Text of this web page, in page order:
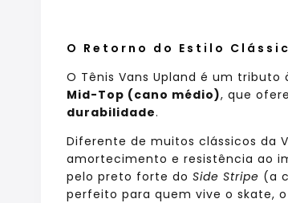
O Retorno do Estilo
O Tênis Vans Upland é um
Mid-Top (cano médio), que
durabilidade.
Diferente de muitos clássicos da
amortecimento e resistência ao
pelo preto forte do Side Stripe (a
perfeito para quem vive o skate, o